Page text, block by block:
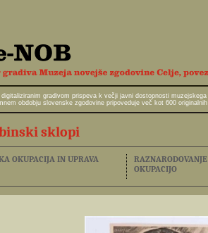
digitaliziranim gradivom prispeva k večji javni dostopnosti
obdobju slovenske zgodovine pripoveduje več kot 600
sklopi
OKUPACIJA IN UPRAVA
OKUPACIJO